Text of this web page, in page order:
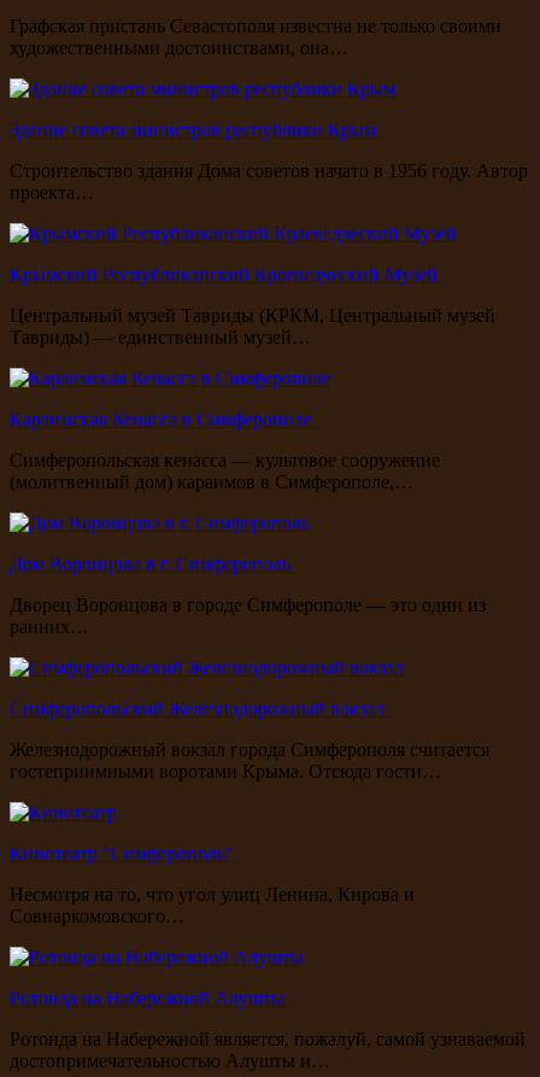
Графская пристань Севастополя известна не только своими
художественными достоинствами, она…
Здание совета министров республики Крым
Строительство здания Дома советов начато в 1956 году. Автор
проекта…
Крымский Республиканский Краеведческий Музей
Центральный музей Тавриды (КРКМ, Центральный музей
Тавриды) — единственный музей…
Караимская Кенасса в Симферополе
Симферопольская кенасса — культовое сооружение
(молитвенный дом) караимов в Симферополе,…
Дом Воронцова в г. Симферополь
Дворец Воронцова в городе Симферополе — это один из
ранних…
Симферопольский Железнодорожный вокзал
Железнодорожный вокзал города Симферополя считается
гостеприимными воротами Крыма. Отсюда гости…
Кинотеатр "Симферополь"
Несмотря на то, что угол улиц Ленина, Кирова и
Совнаркомовского…
Ротонда на Набережной Алушты
Ротонда на Набережной является, пожалуй, самой узнаваемой
достопримечательностью Алушты и…